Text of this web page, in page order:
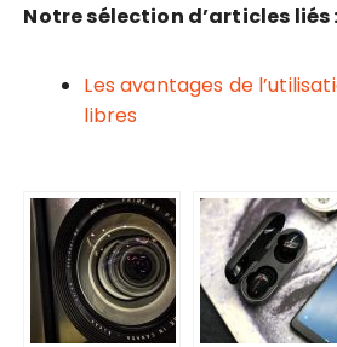
Notre sélection d’articles liés :
Les avantages de
libres